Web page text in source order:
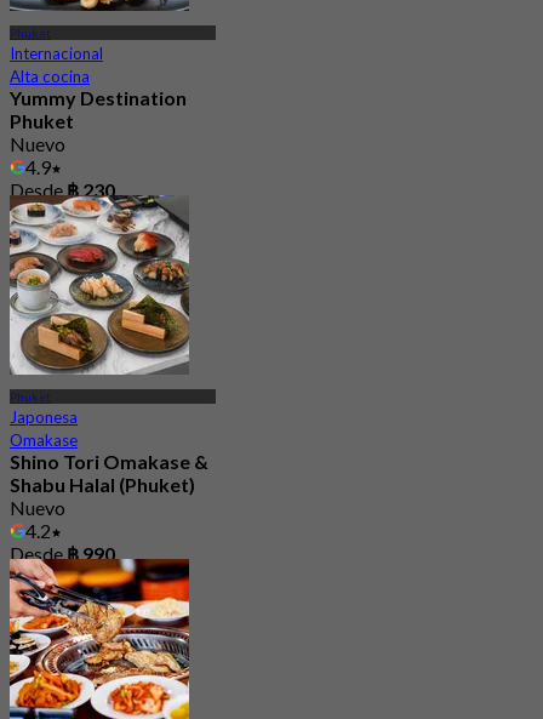
Phuket
Internacional
Alta cocina
Yummy Destination
Phuket
Nuevo
4.9
Desde ฿ 230
Phuket
Japonesa
Omakase
Shino Tori Omakase &
Shabu Halal (Phuket)
Nuevo
4.2
Desde ฿ 990